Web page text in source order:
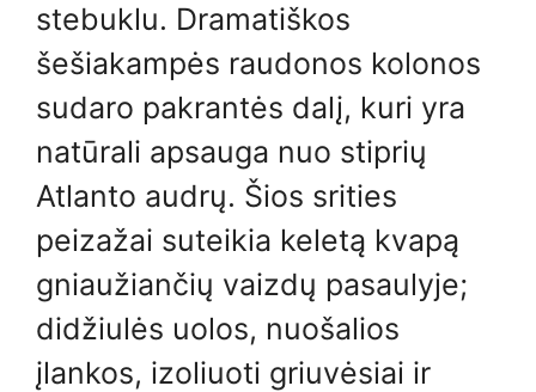
stebuklu. Dramatiškos
šešiakampės raudonos kolonos
sudaro pakrantės dalį, kuri yra
natūrali apsauga nuo stiprių
Atlanto audrų. Šios srities
peizažai suteikia keletą kvapą
gniaužiančių vaizdų pasaulyje;
didžiulės uolos, nuošalios
įlankos, izoliuoti griuvėsiai ir